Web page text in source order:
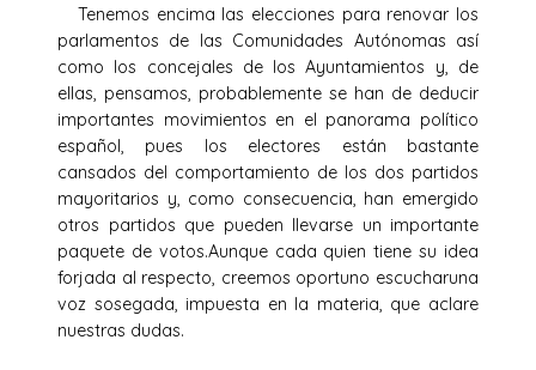
Tenemos encima las elecciones para renovar los
parlamentos de las Comunidades Autónomas así
como los concejales de los Ayuntamientos y, de
ellas, pensamos, probablemente se han de deducir
importantes movimientos en el panorama político
español, pues los electores están bastante
cansados del comportamiento de los dos partidos
mayoritarios y, como consecuencia, han emergido
otros partidos que pueden llevarse un importante
paquete de votos.Aunque cada quien tiene su idea
forjada al respecto, creemos oportuno escucharuna
voz sosegada, impuesta en la materia, que aclare
nuestras dudas.